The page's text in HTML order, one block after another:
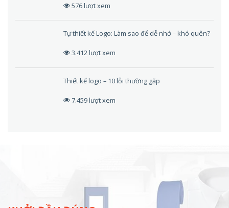
576 lượt xem
Tự thiết kế Logo: Làm sao để dễ nhớ – khó quên?
3.412 lượt xem
Thiết kế logo – 10 lỗi thường gặp
7.459 lượt xem